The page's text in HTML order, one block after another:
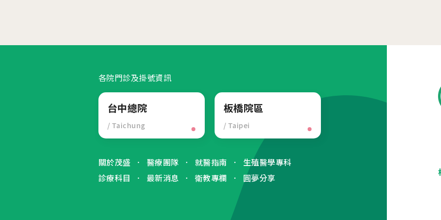
各院門診及掛號資訊
台中總院
/ Taichung
板橋院區
/ Taipei
關於茂盛 醫療團隊 就醫指南
生殖醫學專科
診療科目
最新消息 衛教專欄 圓夢分享